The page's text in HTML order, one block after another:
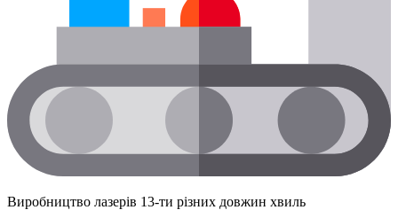
Виробництво лазерів 13-ти різних довжин хвиль